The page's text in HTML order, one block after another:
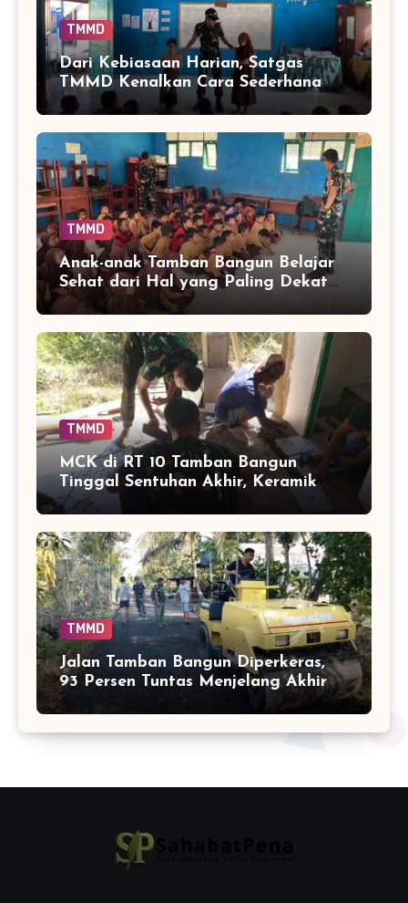
TMMD
Dari Kebiasaan Harian, Satgas
TMMD Kenalkan Cara Sederhana
Mencegah Penyakit Sejak Dini
TMMD
Anak-anak Tamban Bangun Belajar
Sehat dari Hal yang Paling Dekat
dengan Keseharian
TMMD
MCK di RT 10 Tamban Bangun
Tinggal Sentuhan Akhir, Keramik
Capai 75 Persen
TMMD
Jalan Tamban Bangun Diperkeras,
93 Persen Tuntas Menjelang Akhir
TMMD